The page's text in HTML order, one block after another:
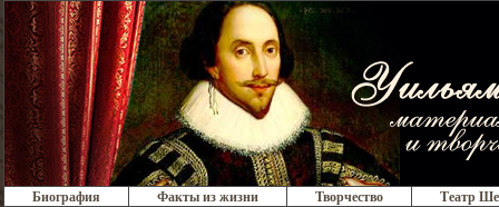
Биография Факты из жизни Творчество
Театр